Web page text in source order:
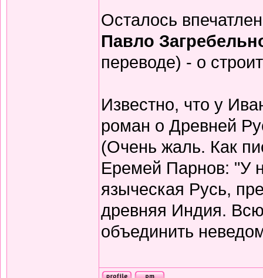
Осталось
Павло
переводе) - о
Известно, что у
роман о Древней
(Очень жаль. Как
Еремей Парнов: "У
языческая Русь,
древняя Индия.
объединить